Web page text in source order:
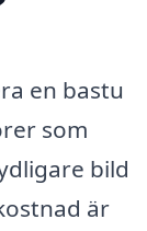
en bastu
som
bild
är